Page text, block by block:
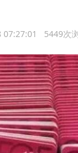
07:27:01 5449次